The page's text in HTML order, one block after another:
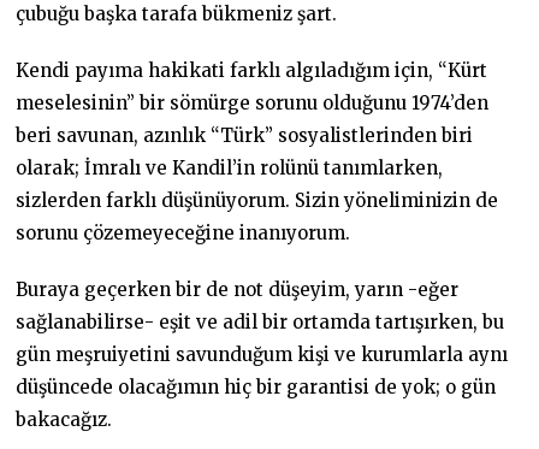
çubuğu başka tarafa bükmeniz şart.
Kendi payıma hakikati farklı algıladığım için, “Kürt
meselesinin” bir sömürge sorunu olduğunu 1974’den
beri savunan, azınlık “Türk” sosyalistlerinden biri
olarak; İmralı ve Kandil’in rolünü tanımlarken,
sizlerden farklı düşünüyorum. Sizin yöneliminizin de
sorunu çözemeyeceğine inanıyorum.
Buraya geçerken bir de not düşeyim, yarın -eğer
sağlanabilirse- eşit ve adil bir ortamda tartışırken, bu
gün meşruiyetini savunduğum kişi ve kurumlarla aynı
düşüncede olacağımın hiç bir garantisi de yok; o gün
bakacağız.